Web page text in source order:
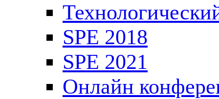
SPE 2018
SPE 2021
Онлайн